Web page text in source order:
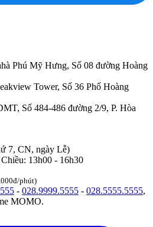
Phú Mỹ Hưng, Số 08 đường Hoàng
Tower, Số 36 Phố Hoàng
Số 484-486 đường 2/9, P. Hòa
7, CN, ngày Lễ)
13h00 - 16h30
phút)
- 028.9999.5555 - 028.5555.5555,
MOMO.